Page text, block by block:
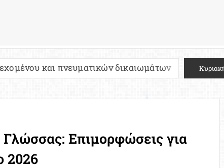
δικαιωμάτων Πανελλήνιες 2027:
Επιμορφώσεις για
2026